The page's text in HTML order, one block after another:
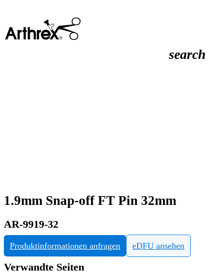
search
1.9mm Snap-off FT Pin 32mm
AR-9919-32
Produktinformationen anfragen eDFU ansehen
Verwandte Seiten